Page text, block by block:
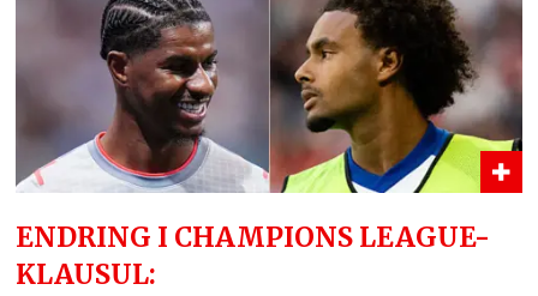
ENDRING I CHAMPIONS LEAGUE-
KLAUSUL: